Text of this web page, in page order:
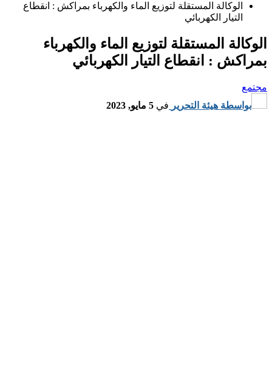
الوكالة المستقلة لتوزيع الماء والكهرباء بمراكش : انقطاع
التيار الكهربائي
الوكالة المستقلة لتوزيع الماء والكهرباء
بمراكش : انقطاع التيار الكهربائي
مجتمع
بواسطة هيئة التحرير في 5 مايو, 2023